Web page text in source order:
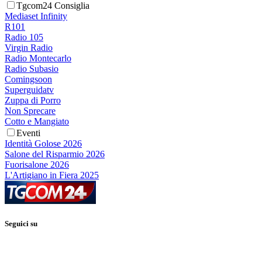
Tgcom24 Consiglia
Mediaset Infinity
R101
Radio 105
Virgin Radio
Radio Montecarlo
Radio Subasio
Comingsoon
Superguidatv
Zuppa di Porro
Non Sprecare
Cotto e Mangiato
Eventi
Identità Golose 2026
Salone del Risparmio 2026
Fuorisalone 2026
L'Artigiano in Fiera 2025
Seguici su